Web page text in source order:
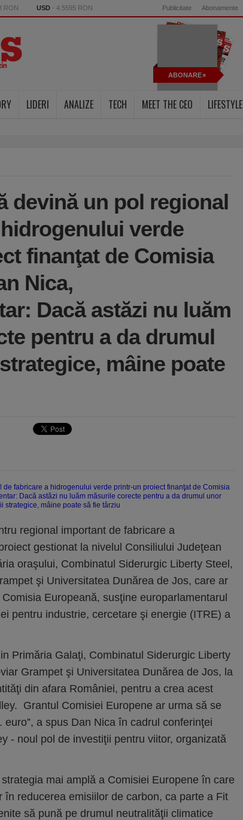
RON USD - 4.5595 RON Publicitate Abonamente
ABONARE
LIDERI ANALIZE TECH MEET THE CEO LIFESTYLE
devină un pol regional
verde
finanţat de Comisia
Nica,
Dacă astăzi nu luăm
pentru a da drumul
mâine poate
regional important de fabricare a
gestionat la nivelul Consiliului Judeţean
oraşului, Combinatul Siderurgic Liberty Steel,
şi Universitatea Dunărea de Jos, care ar
Europeană, susţine europarlamentarul
pentru industrie, cercetare şi energie (ITRE) a
Primăria Galaţi, Combinatul Siderurgic Liberty
Grampet şi Universitatea Dunărea de Jos, la
din afara României, pentru a crea acest
Grantul Comisiei Europene ar urma să se
a spus Dan Nica în cadrul conferinţei
- noul pol de investiţii pentru viitor, organizată
mai amplă a Comisiei Europene în care
în reducerea emisiilor de carbon, ca parte a Fit
să pună pe drumul neutralităţii climatice